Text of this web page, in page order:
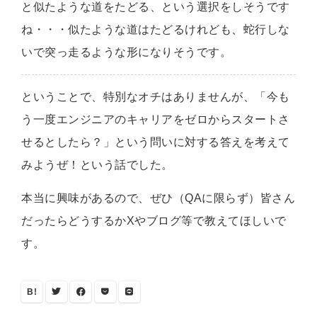
と似たような道をたどる、という選択をしそうです
ね・・・似たような道はたどるけれども、蛇行しな
いで突っ走るような形になりそうです。
ということで、特別なオチはありませんが、「今も
う一度エンジニアのキャリアをゼロからスタートさ
せるとしたら？」という問いに対する答えを考えて
みようぜ！という話でした。
本当に興味があるので、ぜひ（QAに限らず）皆さん
だったらどうするかXやブログ等で教えてほしいで
す。
B!